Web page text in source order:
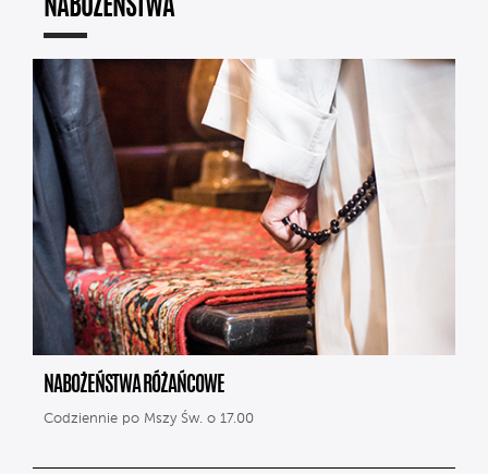
NABOŻEŃSTWA
NABOŻEŃSTWA RÓŻAŃCOWE
Codziennie po Mszy Św. o 17.00